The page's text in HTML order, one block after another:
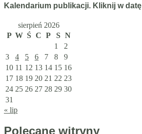
Kalendarium publikacji. Kliknij w datę
sierpień 2026
P W Ś C P S N
1
2
3
4 5 6 7 8
9
10 11 12 13 14 15 16
17 18 19 20 21 22 23
24 25 26 27 28 29 30
31
« lip
Polecane witryny